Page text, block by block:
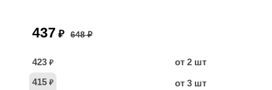
437 ₽ 648 ₽
423 ₽
от 2 шт
415 ₽ от 3 шт